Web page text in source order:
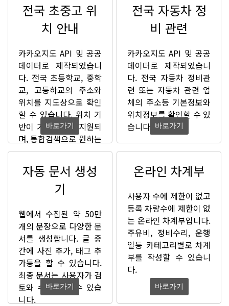
전국 초중고 위
치 안내
카카오지도 API 및 공공
데이터로 제작되었습니
다. 전국 초등학교, 중학
교, 고등하교의 주소와
위치를 지도상으로 확인
할 수 있습니다. 위치 기
반이 기본적으로 지원되
며, 통합검색으로 원하는
학교를 쉽게 찾아 볼 수
있습니다.
바로가기
전국 자동차 정
비 관련
카카오지도 API 및 공공
데이터로 제작되었습니
다. 전국 자동차 정비관
련 또는 자동차 관련 업
체의 주소등 기본정보와
위치정보를 확인할 수 있
습니다.
바로가기
자동 문서 생성
기
웹에서 수집된 약 50만
개의 문장으로 다양한 문
서를 생성합니다. 글 중
간에 사진 추가, 태그 추
가등을 할 수 있습니다.
최종 문서는 사용자가 검
토와 수정을 할 수 있습
니다.
바로가기
온라인 차계부
사용자 수에 제한이 없고
등록 차량수에 제한이 없
는 온라인 차계부입니다.
주유비, 정비수리, 운행
일등 카테고리별로 차계
부를 작성할 수 있습니
다.
바로가기